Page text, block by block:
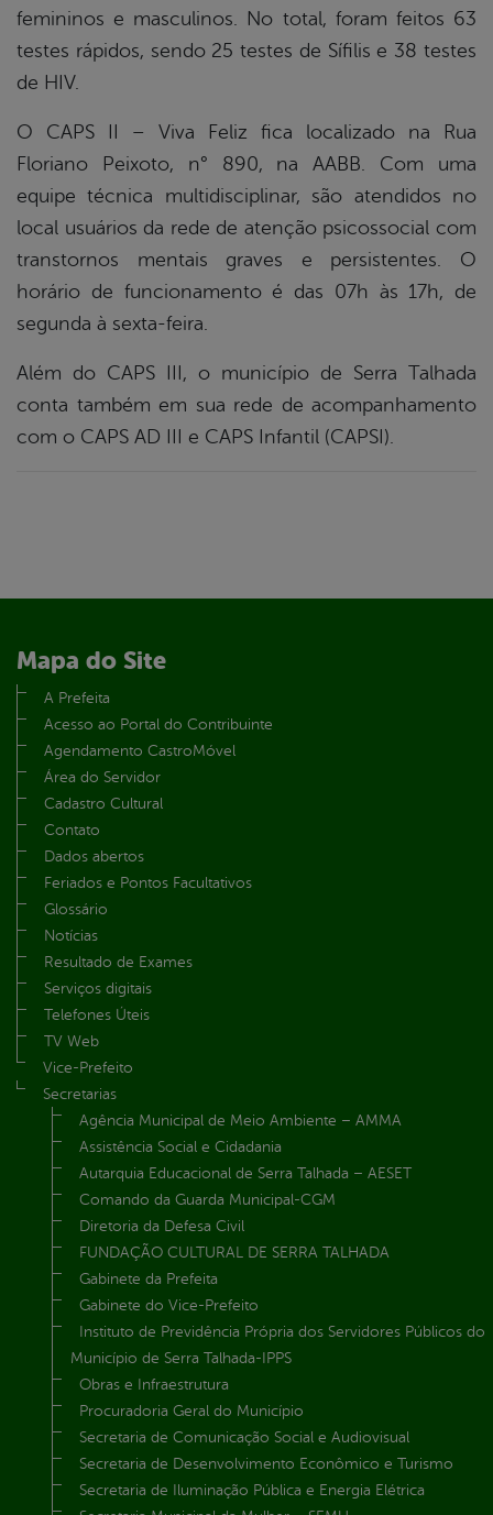
femininos e masculinos. No total, foram feitos 63
testes rápidos, sendo 25 testes de Sífilis e 38 testes
de HIV.
O CAPS II – Viva Feliz fica localizado na Rua
Floriano Peixoto, n° 890, na AABB. Com uma
equipe técnica multidisciplinar, são atendidos no
local usuários da rede de atenção psicossocial com
transtornos mentais graves e persistentes. O
horário de funcionamento é das 07h às 17h, de
segunda à sexta-feira.
Além do CAPS III, o município de Serra Talhada
conta também em sua rede de acompanhamento
com o CAPS AD III e CAPS Infantil (CAPSI).
Mapa do Site
A Prefeita
Acesso ao Portal do Contribuinte
Agendamento CastroMóvel
Área do Servidor
Cadastro Cultural
Contato
Dados abertos
Feriados e Pontos Facultativos
Glossário
Notícias
Resultado de Exames
Serviços digitais
Telefones Úteis
TV Web
Vice-Prefeito
Secretarias
Agência Municipal de Meio Ambiente – AMMA
Assistência Social e Cidadania
Autarquia Educacional de Serra Talhada – AESET
Comando da Guarda Municipal-CGM
Diretoria da Defesa Civil
FUNDAÇÃO CULTURAL DE SERRA TALHADA
Gabinete da Prefeita
Gabinete do Vice-Prefeito
Instituto de Previdência Própria dos Servidores Públicos do
Município de Serra Talhada-IPPS
Obras e Infraestrutura
Procuradoria Geral do Município
Secretaria de Comunicação Social e Audiovisual
Secretaria de Desenvolvimento Econômico e Turismo
Secretaria de Iluminação Pública e Energia Elétrica